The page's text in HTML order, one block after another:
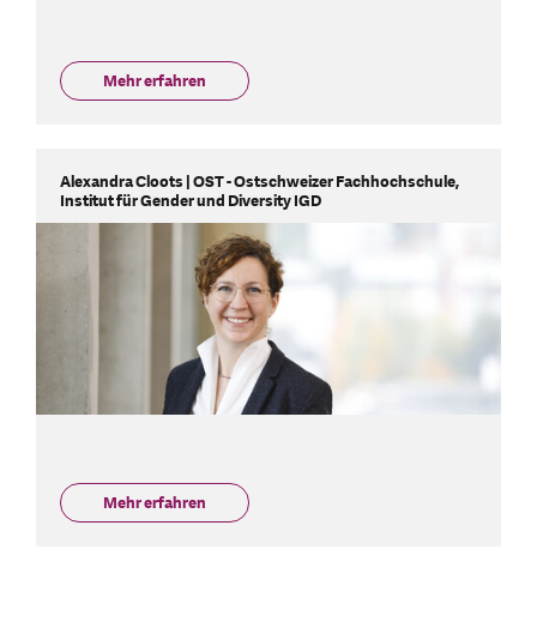
Mehr erfahren
Alexandra Cloots | OST - Ostschweizer Fachhochschule,
Institut für Gender und Diversity IGD
Mehr erfahren